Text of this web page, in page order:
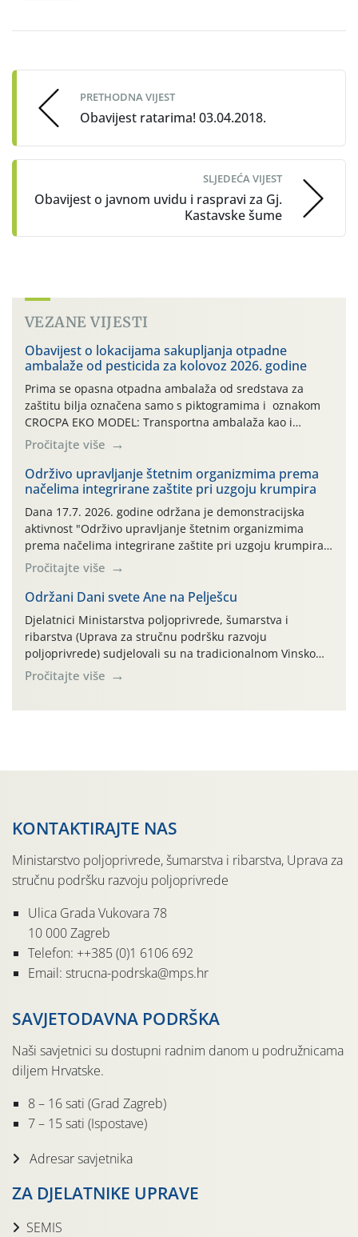
navigation
PRETHODNA VIJEST
Obavijest ratarima! 03.04.2018.
SLJEDEĆA VIJEST
Obavijest o javnom uvidu i raspravi za Gj.
Kastavske šume
VEZANE VIJESTI
Obavijest o lokacijama sakupljanja otpadne
ambalaže od pesticida za kolovoz 2026. godine
Prima se opasna otpadna ambalaža od sredstava za
zaštitu bilja označena samo s piktogramima i oznakom
CROCPA EKO MODEL: Transportna ambalaža kao i
ambalaža drugih proizvoda koji nisu sredstva za zaštitu
bilja (npr. ambalaža od mineralnih gnojiva,) se ne
prihvaća. Korisnicima je osiguran besplatni povrat
prazne ambalaže isključivo ovih tvrtki: AGROCHEM-MAKS,
AGRONOM, ALBAUGH TKI* (PINUS […]
Pročitajte više
Održivo upravljanje štetnim organizmima prema
načelima integrirane zaštite pri uzgoju krumpira
Dana 17.7. 2026. godine održana je demonstracijska
aktivnost "Održivo upravljanje štetnim organizmima
prema načelima integrirane zaštite pri uzgoju krumpira"
na pokusnom polju "Poredje", kraj naselja Belica (ARKOD
parcela ID 2445031) (središnji dio Međimurske županije).
Pročitajte više
Održani Dani svete Ane na Pelješcu
Djelatnici Ministarstva poljoprivrede, šumarstva i
ribarstva (Uprava za stručnu podršku razvoju
poljoprivrede) sudjelovali su na tradicionalnom Vinskom
forumu, održanom 24.07.2026. godine u Domu vinarske
tradicije u Putnikovićima na poluotoku Pelješcu, u
Pročitajte više
KONTAKTIRAJTE NAS
Ministarstvo poljoprivrede, šumarstva i ribarstva, Uprava za
stručnu podršku razvoju poljoprivrede
Ulica Grada Vukovara 78
10 000 Zagreb
Telefon: ++385 (0)1 6106 692
Email: strucna-podrska@mps.hr
SAVJETODAVNA PODRŠKA
Naši savjetnici su dostupni radnim danom u podružnicama
diljem Hrvatske.
8 – 16 sati (Grad Zagreb)
7 – 15 sati (Ispostave)
Adresar savjetnika
ZA DJELATNIKE UPRAVE
SEMIS